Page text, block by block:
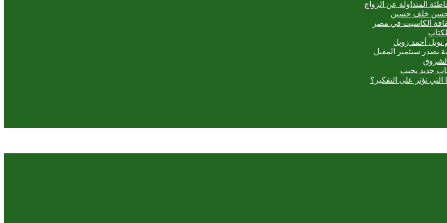
المتداولة عن الزواج
حسن خلف حسين
الكاسيت في مصر
نوبل أحمد زويل
يصدر سبتمبر المقبل
جديد يجيب
التي تؤثر على التفكير؟